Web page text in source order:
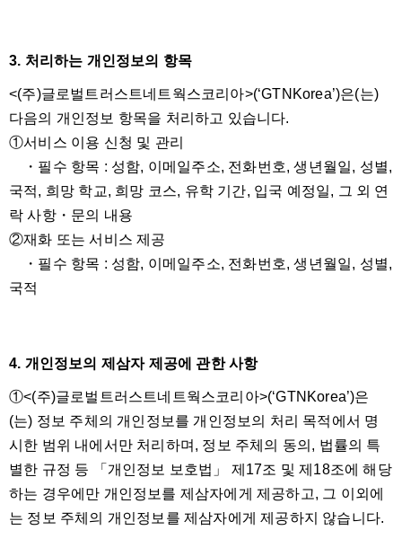
3. 처리하는 개인정보의 항목
<(주)글로벌트러스트네트웍스코리아>(‘GTNKorea’)은(는)
다음의 개인정보 항목을 처리하고 있습니다.
①서비스 이용 신청 및 관리
・필수 항목 : 성함, 이메일주소, 전화번호, 생년월일, 성별,
국적, 희망 학교, 희망 코스, 유학 기간, 입국 예정일, 그 외 연
락 사항・문의 내용
②재화 또는 서비스 제공
・필수 항목 : 성함, 이메일주소, 전화번호, 생년월일, 성별,
국적
4. 개인정보의 제삼자 제공에 관한 사항
①<(주)글로벌트러스트네트웍스코리아>(‘GTNKorea’)은
(는) 정보 주체의 개인정보를 개인정보의 처리 목적에서 명
시한 범위 내에서만 처리하며, 정보 주체의 동의, 법률의 특
별한 규정 등 「개인정보 보호법」 제17조 및 제18조에 해당
하는 경우에만 개인정보를 제삼자에게 제공하고, 그 이외에
는 정보 주체의 개인정보를 제삼자에게 제공하지 않습니다.